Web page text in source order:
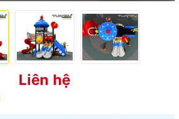
Liên hệ